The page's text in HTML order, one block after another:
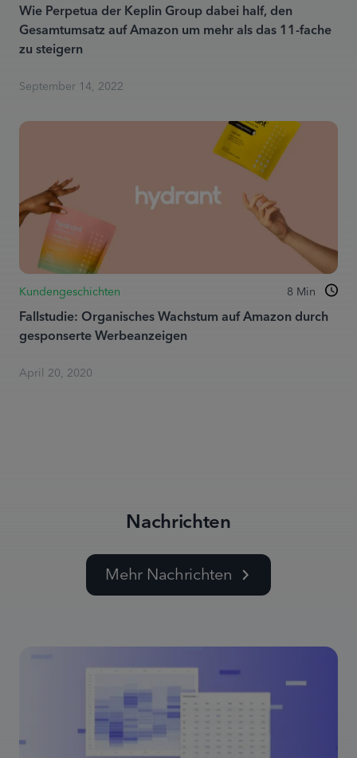
Wie Perpetua der Keplin Group dabei half, den
Gesamtumsatz auf Amazon um mehr als das 11-fache
zu steigern
September 14, 2022
Kundengeschichten 8 Min
Fallstudie: Organisches Wachstum auf Amazon durch
gesponserte Werbeanzeigen
April 20, 2020
Nachrichten
Mehr Nachrichten